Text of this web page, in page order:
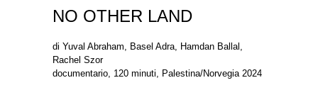
NO OTHER LAND
di Yuval Abraham, Basel Adra, Hamdan Ballal,
Rachel Szor
documentario, 120 minuti, Palestina/Norvegia 2024